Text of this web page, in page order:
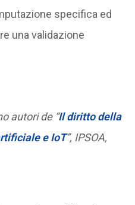
specifica ed
una validazione
autori de “Il diritto della
e IoT”, IPSOA,